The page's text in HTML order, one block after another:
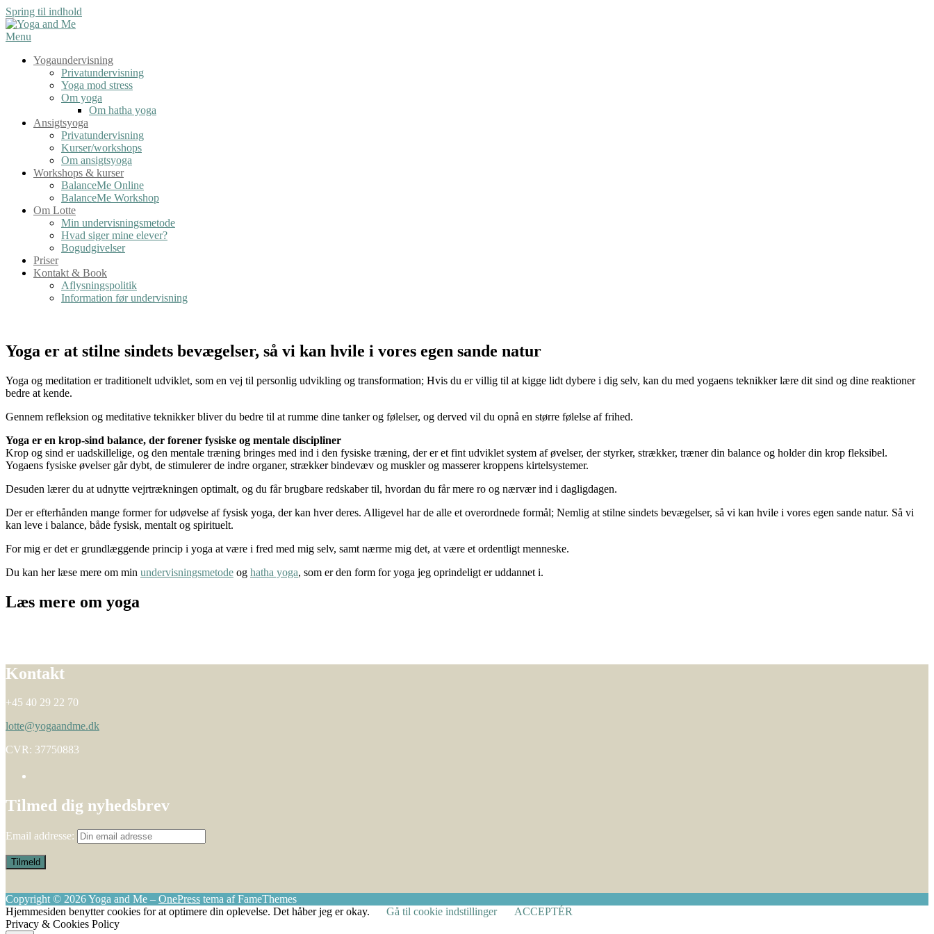
Spring til indhold
Menu
Yogaundervisning
Privatundervisning
Yoga mod stress
Om yoga
Om hatha yoga
Ansigtsyoga
Privatundervisning
Kurser/workshops
Om ansigtsyoga
Workshops & kurser
BalanceMe Online
BalanceMe Workshop
Om Lotte
Min undervisningsmetode
Hvad siger mine elever?
Bogudgivelser
Priser
Kontakt & Book
Aflysningspolitik
Information før undervisning
Yoga er at stilne sindets bevægelser, så vi kan hvile i vores egen sande natur
Yoga og meditation er traditionelt udviklet, som en vej til personlig udvikling og transformation; Hvis du er villig til at kigge lidt dybere i dig selv, kan du med yogaens teknikker lære dit sind og dine reaktioner
bedre at kende.
Gennem refleksion og meditative teknikker bliver du bedre til at rumme dine tanker og følelser, og derved vil du opnå en større følelse af frihed.
Yoga er en krop-sind balance, der forener fysiske og mentale discipliner
Krop og sind er uadskillelige, og den mentale træning bringes med ind i den fysiske træning, der er et fint udviklet system af øvelser, der styrker, strækker, træner din balance og holder din krop fleksibel.
Yogaens fysiske øvelser går dybt, de stimulerer de indre organer, strækker bindevæv og muskler og masserer kroppens kirtelsystemer.
Desuden lærer du at udnytte vejrtrækningen optimalt, og du får brugbare redskaber til, hvordan du får mere ro og nærvær ind i dagligdagen.
Der er efterhånden mange former for udøvelse af fysisk yoga, der kan hver deres. Alligevel har de alle et overordnede formål; Nemlig at stilne sindets bevægelser, så vi kan hvile i vores egen sande natur. Så vi
kan leve i balance, både fysisk, mentalt og spirituelt.
For mig er det er grundlæggende princip i yoga at være i fred med mig selv, samt nærme mig det, at være et ordentligt menneske.
Du kan her læse mere om min undervisningsmetode og hatha yoga, som er den form for yoga jeg oprindeligt er uddannet i.
Læs mere om yoga
Kontakt
+45 40 29 22 70
lotte@yogaandme.dk
CVR: 37750883
Tilmed dig nyhedsbrev
Email addresse:
Copyright © 2026 Yoga and Me – OnePress tema af FameThemes
Hjemmesiden benytter cookies for at optimere din oplevelse. Det håber jeg er okay.
Gå til cookie indstillinger
ACCEPTÉR
Privacy & Cookies Policy